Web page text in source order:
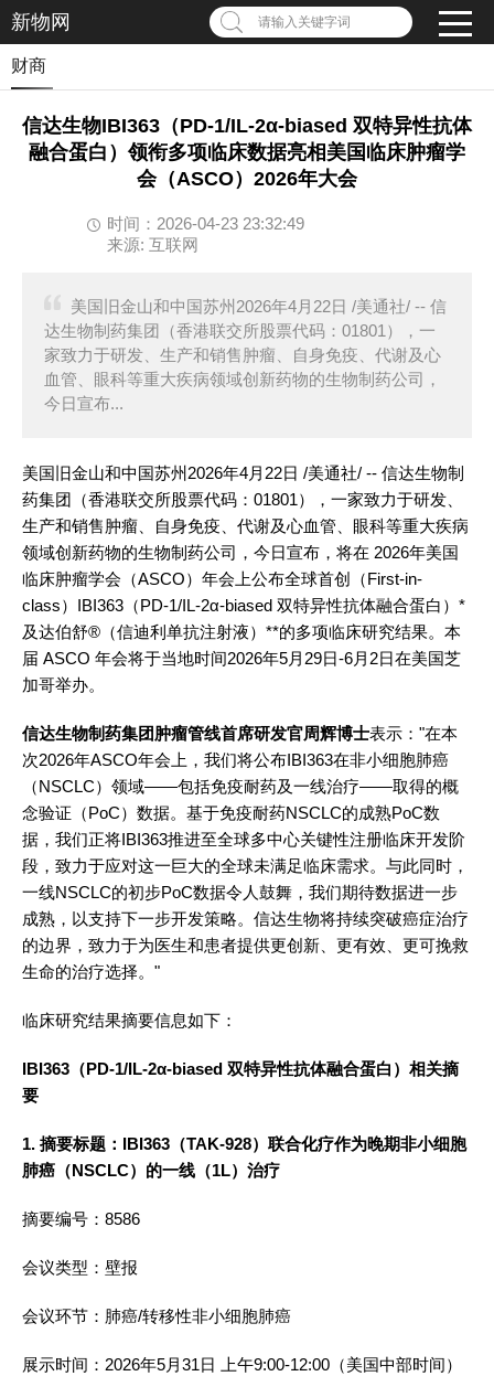
新物网 请输入关键字词
财商
信达生物IBI363（PD-1/IL-2α-biased 双特异性抗体
融合蛋白）领衔多项临床数据亮相美国临床肿瘤学
会（ASCO）2026年大会
时间：2026-04-23 23:32:49
来源: 互联网
美国旧金山和中国苏州2026年4月22日 /美通社/ -- 信
达生物制药集团（香港联交所股票代码：01801），一
家致力于研发、生产和销售肿瘤、自身免疫、代谢及心
血管、眼科等重大疾病领域创新药物的生物制药公司，
今日宣布...
美国旧金山和中国苏州2026年4月22日 /美通社/ -- 信达生物制
药集团（香港联交所股票代码：01801），一家致力于研发、
生产和销售肿瘤、自身免疫、代谢及心血管、眼科等重大疾病
领域创新药物的生物制药公司，今日宣布，将在 2026年美国
临床肿瘤学会（ASCO）年会上公布全球首创（First-in-
class）IBI363（PD-1/IL-2α-biased 双特异性抗体融合蛋白）*
及达伯舒®（信迪利单抗注射液）**的多项临床研究结果。本
届 ASCO 年会将于当地时间2026年5月29日-6月2日在美国芝
加哥举办。
信达生物制药集团肿瘤管线首席研发官周辉博士表示："在本
次2026年ASCO年会上，我们将公布IBI363在非小细胞肺癌
（NSCLC）领域——包括免疫耐药及一线治疗——取得的概
念验证（PoC）数据。基于免疫耐药NSCLC的成熟PoC数
据，我们正将IBI363推进至全球多中心关键性注册临床开发阶
段，致力于应对这一巨大的全球未满足临床需求。与此同时，
一线NSCLC的初步PoC数据令人鼓舞，我们期待数据进一步
成熟，以支持下一步开发策略。信达生物将持续突破癌症治疗
的边界，致力于为医生和患者提供更创新、更有效、更可挽救
生命的治疗选择。"
临床研究结果摘要信息如下：
IBI363（PD-1/IL-2α-biased 双特异性抗体融合蛋白）相关摘
要
1. 摘要标题：IBI363（TAK-928）联合化疗作为晚期非小细胞
肺癌（NSCLC）的一线（1L）治疗
摘要编号：8586
会议类型：壁报
会议环节：肺癌/转移性非小细胞肺癌
展示时间：2026年5月31日 上午9:00-12:00（美国中部时间）